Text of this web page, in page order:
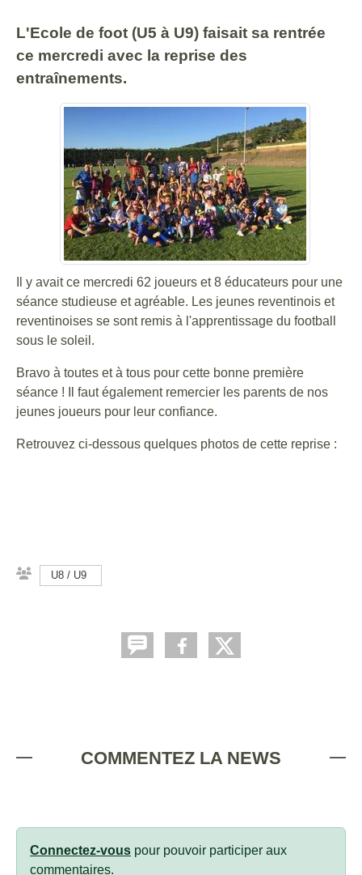
L'Ecole de foot (U5 à U9) faisait sa rentrée
ce mercredi avec la reprise des
entraînements.
Il y avait ce mercredi 62 joueurs et 8 éducateurs pour une
séance studieuse et agréable. Les jeunes reventinois et
reventinoises se sont remis à l'apprentissage du football
sous le soleil.
Bravo à toutes et à tous pour cette bonne première
séance ! Il faut également remercier les parents de nos
jeunes joueurs pour leur confiance.
Retrouvez ci-dessous quelques photos de cette reprise :
U8 / U9
COMMENTEZ LA NEWS
Connectez-vous pour pouvoir participer aux
commentaires.